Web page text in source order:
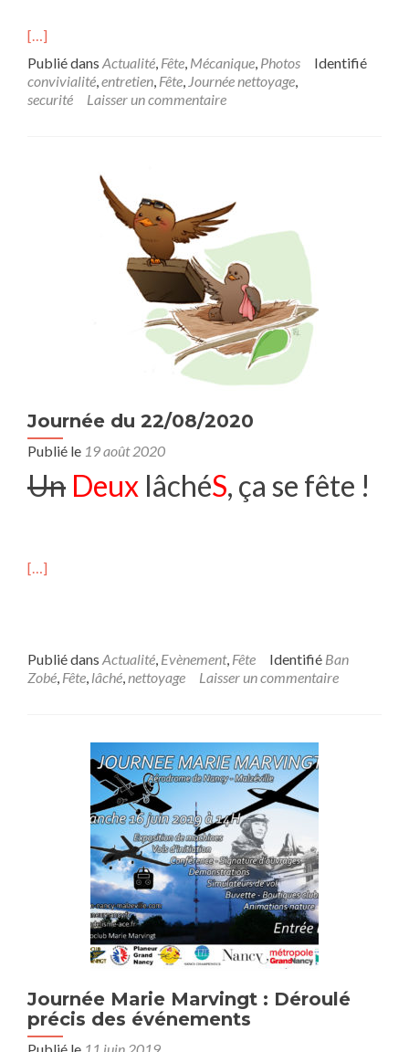
[…]
Publié dans Actualité, Fête, Mécanique, Photos
Identifié
convivialité,entretien, Fête, Journée nettoyage,
securité
Laisser un commentaire
Journée du 22/08/2020
Publié le 19 août 2020
Un Deux lâchéS, ça se fête !
[…]
Publié dans Actualité, Evènement, Fête Identifié Ban
Zobé, Fête, lâché,nettoyage Laisser un commentaire
Journée Marie Marvingt : Déroulé
précis des événements